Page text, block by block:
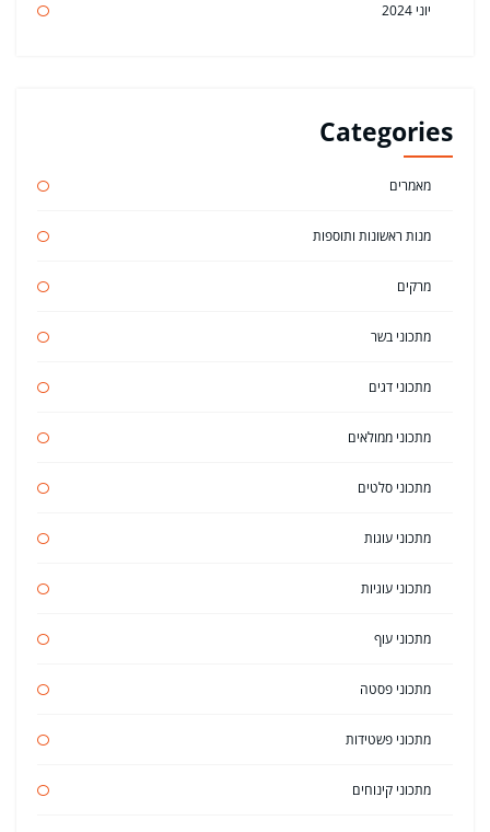
יוני 2024
Categories
מאמרים
מנות ראשונות ותוספות
מרקים
מתכוני בשר
מתכוני דגים
מתכוני ממולאים
מתכוני סלטים
מתכוני עוגות
מתכוני עוגיות
מתכוני עוף
מתכוני פסטה
מתכוני פשטידות
מתכוני קינוחים